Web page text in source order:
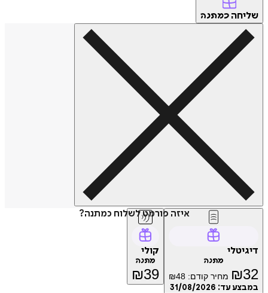
שליחה כמתנה
איזה פורמט לשלוח כמתנה?
דיגיטלי
מתנה
₪32 מחיר קודם: ₪48
במבצע עד: 31/08/2026
קולי
מתנה
₪39